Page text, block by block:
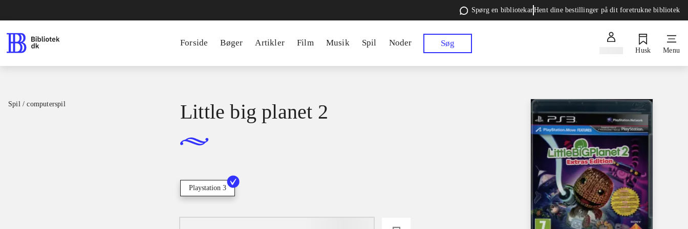
Spørg en bibliotekarHent dine bestillinger på dit foretrukne bibliotek
Forside Bøger Artikler Film Musik Spil Noder Søg
Husk Menu
Spil / computerspil Little big planet 2
Playstation 3